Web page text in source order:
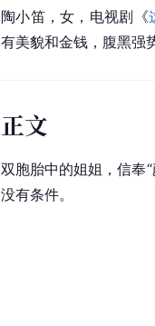
陶小笛，女，电视剧《
有美貌和金钱，腹黑强
正文
双胞胎中的姐姐，信奉
没有条件。